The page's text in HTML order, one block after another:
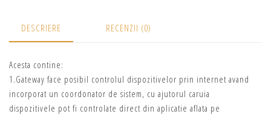
DESCRIERE RECENZII (0)
Acesta contine:
1.Gateway face posibil controlul dispozitivelor prin internet avand
incorporat un coordonator de sistem, cu ajutorul caruia
dispozitivele pot fi controlate direct din aplicatie aflata pe